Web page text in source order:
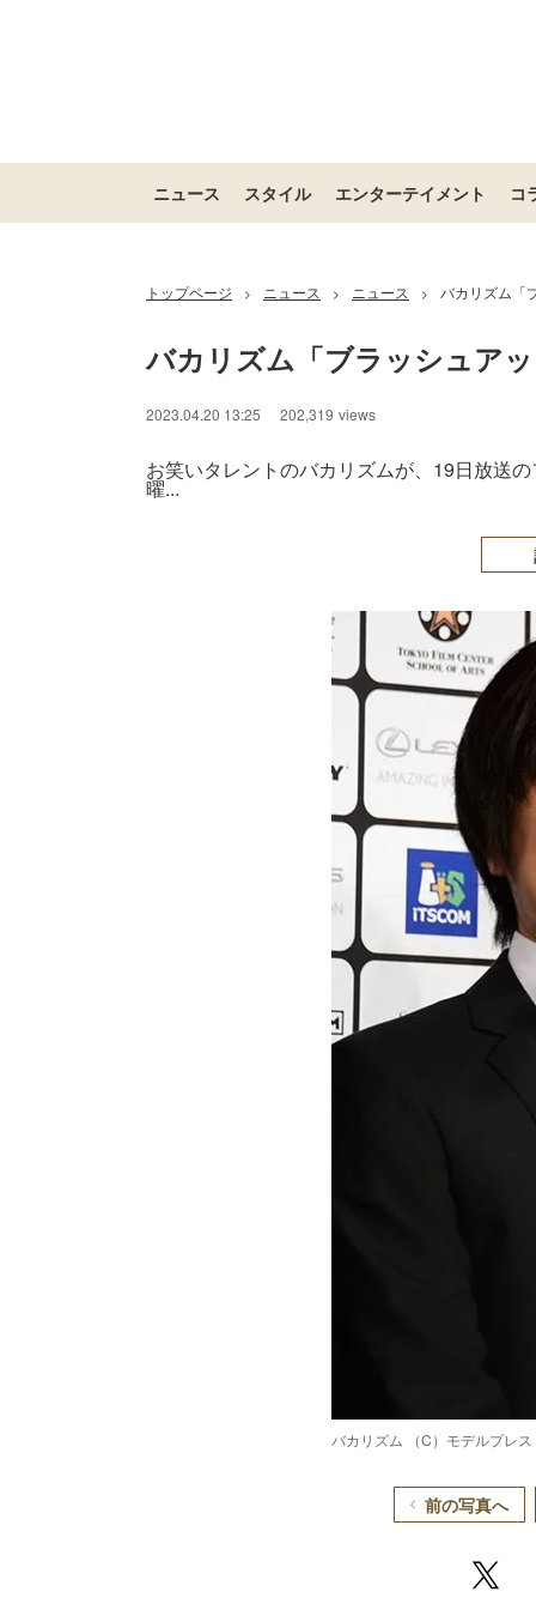
ニュース スタイル エンターテイメント コ
トップページ > ニュース > ニュース > バカリズム「
バカリズム「ブラッシュア
2023.04.20 13:25 202,319 views
お笑いタレントのバカリズムが、19日放送
曜...
バカリズム （C）モデルプレス
前の写真へ